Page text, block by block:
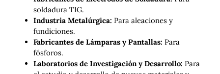
soldadura TIG.
Industria Metalúrgica: Para aleaciones y
fundiciones.
Fabricantes de Lámparas y Pantallas: Para
fósforos.
Laboratorios de Investigación y Desarrollo: Para